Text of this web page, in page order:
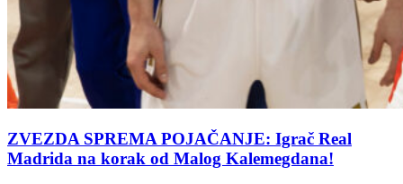
ZVEZDA SPREMA POJAČANJE: Igrač Real
Madrida na korak od Malog Kalemegdana!